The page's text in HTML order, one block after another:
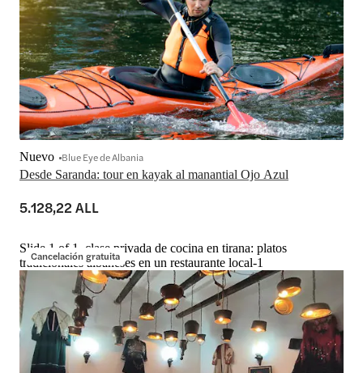
Nuevo Blue Eye de Albania
5.128,22 ALL
Cancelación gratuita
Slide 1 of 1, clase privada de cocina en tirana: platos
tradicionales albaneses en un restaurante local-1